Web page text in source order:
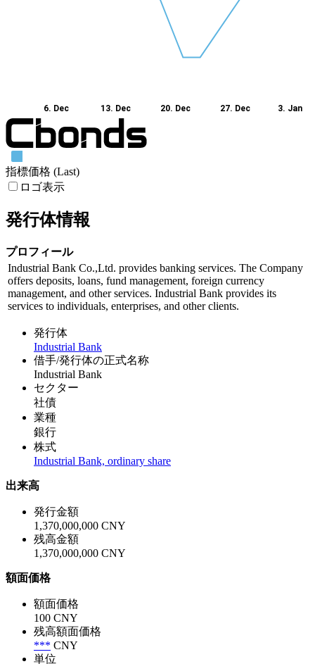
6. Dec 13. Dec 20. Dec 27. Dec 3. Jan
指標価格 (Last)
ロゴ表示
発行体情報
プロフィール
Industrial Bank Co.,Ltd. provides banking services. The Company
offers deposits, loans, fund management, foreign currency
management, and other services. Industrial Bank provides its
services to individuals, enterprises, and other clients.
発行体
Industrial Bank
借手/発行体の正式名称
Industrial Bank
セクター
社債
業種
銀行
株式
Industrial Bank, ordinary share
出来高
発行金額
1,370,000,000 CNY
残高金額
1,370,000,000 CNY
額面価格
額面価格
100 CNY
残高額面価格
*** CNY
単位